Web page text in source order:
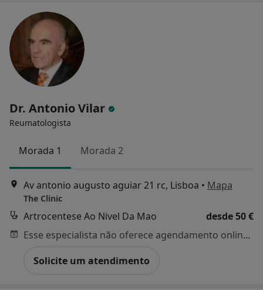
Dr. Antonio Vilar
Reumatologista
Morada 1 Morada 2
Av antonio augusto aguiar 21 rc, Lisboa • Mapa
The Clinic
Artrocentese Ao Nivel Da Mao
desde 50 €
Esse especialista não oferece agendamento online para esse endereço.
Solicite um atendimento